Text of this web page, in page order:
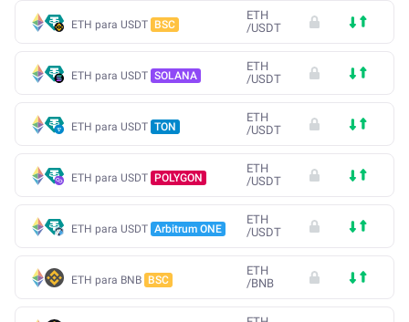
ETH para USDT BSC
ETH
/USDT
ETH para USDT SOLANA
ETH
/USDT
ETH para USDT TON
ETH
/USDT
ETH para USDT POLYGON
ETH
/USDT
ETH para USDT Arbitrum ONE
ETH
/USDT
ETH para BNB BSC
ETH
/BNB